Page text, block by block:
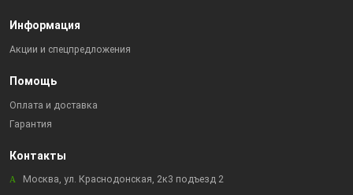
Информация
Акции и спецпредложения
Помощь
Оплата и доставка
Гарантия
Контакты
Москва, ул. Краснодонская, 2к3 подъезд 2